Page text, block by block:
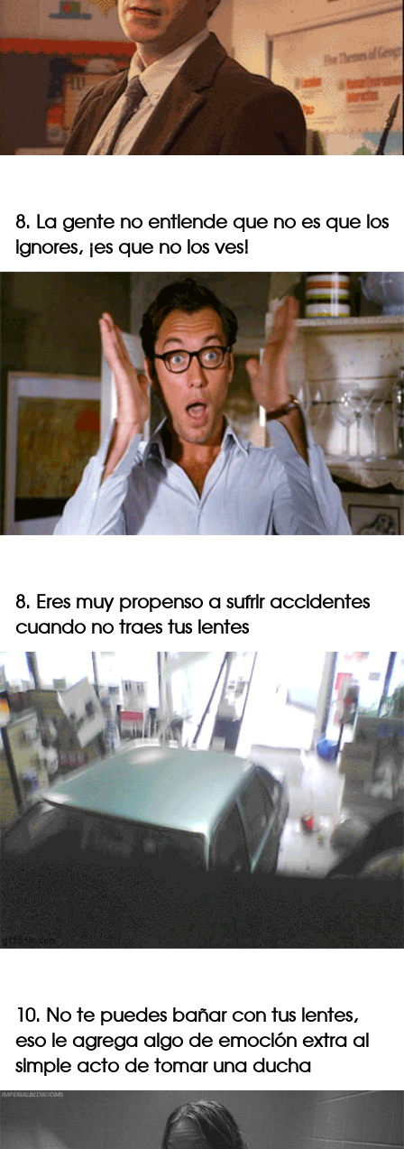
8. La gente no entiende que no es que los
ignores, ¡es que no los ves!
8. Eres muy propenso a sufrir accidentes
cuando no traes tus lentes
10. No te puedes bañar con tus lentes,
eso le agrega algo de emoción extra al
simple acto de tomar una ducha